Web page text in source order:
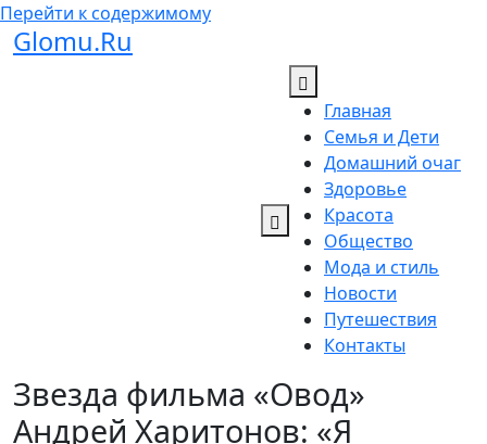
Перейти к содержимому
Glomu.Ru
Главная
Семья и Дети
Домашний очаг
Здоровье
Красота
Общество
Мода и стиль
Новости
Путешествия
Контакты
Звезда фильма «Овод»
Андрей Харитонов: «Я